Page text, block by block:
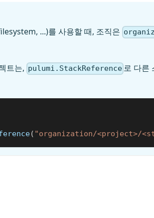
...)를 사용할 때, 조직은
트는, pulumi.StackReference 로 다른
( "organization/<project>/